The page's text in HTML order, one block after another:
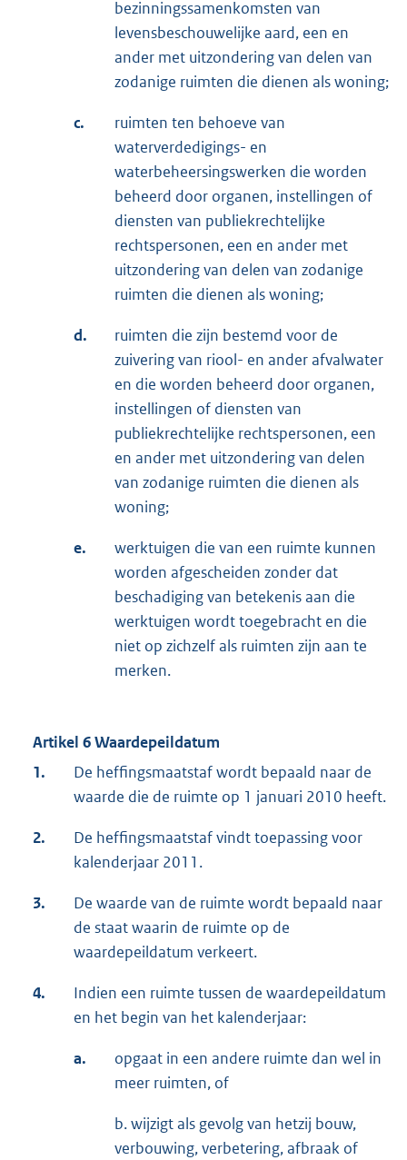
bezinningssamenkomsten van
levensbeschouwelijke aard, een en
ander met uitzondering van delen van
zodanige ruimten die dienen als woning;
c.
ruimten ten behoeve van
waterverdedigings- en
waterbeheersingswerken die worden
beheerd door organen, instellingen of
diensten van publiekrechtelijke
rechtspersonen, een en ander met
uitzondering van delen van zodanige
ruimten die dienen als woning;
d.
ruimten die zijn bestemd voor de
zuivering van riool- en ander afvalwater
en die worden beheerd door organen,
instellingen of diensten van
publiekrechtelijke rechtspersonen, een
en ander met uitzondering van delen
van zodanige ruimten die dienen als
woning;
e.
werktuigen die van een ruimte kunnen
worden afgescheiden zonder dat
beschadiging van betekenis aan die
werktuigen wordt toegebracht en die
niet op zichzelf als ruimten zijn aan te
merken.
Artikel 6 Waardepeildatum
1.
De heffingsmaatstaf wordt bepaald naar de
waarde die de ruimte op 1 januari 2010 heeft.
2.
De heffingsmaatstaf vindt toepassing voor
kalenderjaar 2011.
3.
De waarde van de ruimte wordt bepaald naar
de staat waarin de ruimte op de
waardepeildatum verkeert.
4.
Indien een ruimte tussen de waardepeildatum
en het begin van het kalenderjaar:
a.
opgaat in een andere ruimte dan wel in
meer ruimten, of
b. wijzigt als gevolg van hetzij bouw,
verbouwing, verbetering, afbraak of